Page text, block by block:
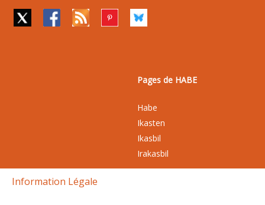
Pages de HABE
Habe
Ikasten
Ikasbil
Irakasbil
Information Légale